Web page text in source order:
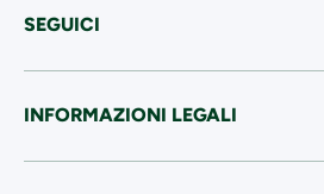
SEGUICI
INFORMAZIONI LEGALI